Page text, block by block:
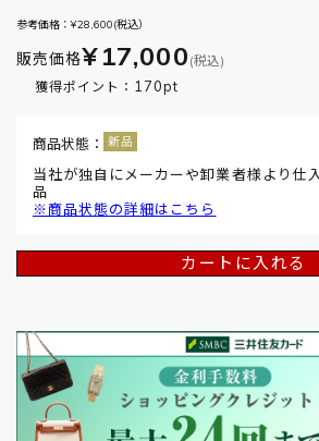
参考価格：¥28,600(税込）
販売価格¥17,000 (税込)
獲得ポイント： 170pt
商品状態：
当社が独自にメーカーや卸業者様より仕
品
※商品状態の詳細はこちら
カートに入れる